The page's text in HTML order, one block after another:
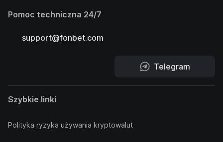
Pomoc techniczna 24/7
support@fonbet.com
Telegram
Szybkie linki
Polityka ryzyka używania kryptowalut